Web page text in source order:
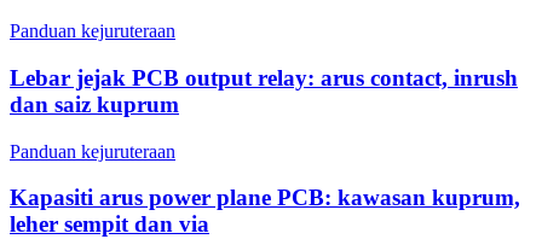
Panduan kejuruteraan
Lebar jejak PCB output relay: arus contact, inrush
dan saiz kuprum
Panduan kejuruteraan
Kapasiti arus power plane PCB: kawasan kuprum,
leher sempit dan via